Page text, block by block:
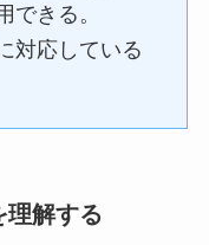
できる。
対応している
解する